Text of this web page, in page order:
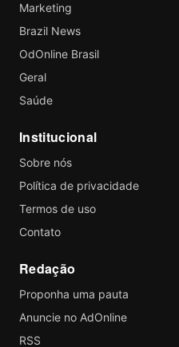
Marketing
Brazil News
OdOnline Brasil
Geral
Saúde
Institucional
Sobre nós
Política de privacidade
Termos de uso
Contato
Redação
Proponha uma pauta
Anuncie no AdOnline
RSS